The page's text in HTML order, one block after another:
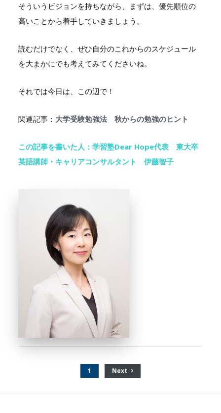
そういうビジョンを持ちながら、まずは、優先順位の
高いことから着手していきましょう。
読むだけでなく、ぜひ自分のこれからのスケジュール
を大まかにでも考えてみてくださいね。
それでは今日は、この辺で！
関連記事： 大学受験勉強法 秋からの勉強のヒント
この記事を書いた人：学習塾Dear Hope代表 東大卒
英語講師・キャリアコンサルタント 伊藤智子
1 Next